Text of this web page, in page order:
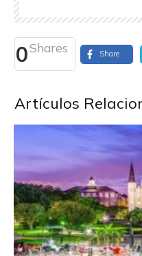
0Shares Share
Artículos